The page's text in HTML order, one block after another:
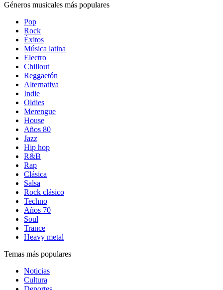
Géneros musicales más populares
Pop
Rock
Éxitos
Música latina
Electro
Chillout
Reggaetón
Alternativa
Indie
Oldies
Merengue
House
Años 80
Jazz
Hip hop
R&B
Rap
Clásica
Salsa
Rock clásico
Techno
Años 70
Soul
Trance
Heavy metal
Temas más populares
Noticias
Cultura